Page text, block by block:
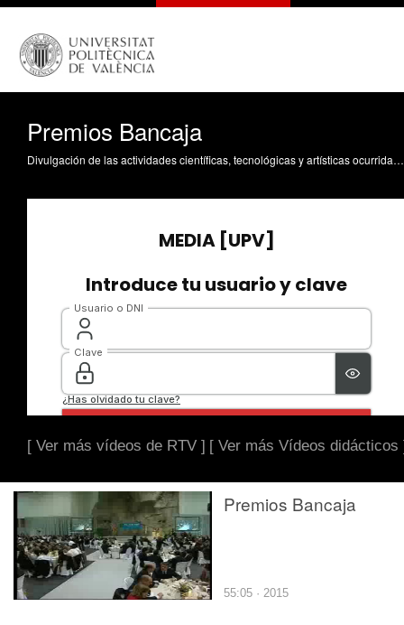
Premios Bancaja
Divulgación de las actividades científicas, tecnológicas y artísticas ocurridas en los tres campus de la UPV
[ Ver más vídeos de RTV ] [ Ver más Vídeos didácticos
Premios Bancaja
55:05 · 2015